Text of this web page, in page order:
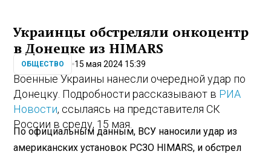
Украинцы обстреляли онкоцентр
в Донецке из HIMARS
ОБЩЕСТВО 15 мая 2024 15:39
Военные Украины нанесли очередной удар по
Донецку. Подробности рассказывают в РИА
Новости, ссылаясь на представителя СК
России в среду, 15 мая.
По официальным данным, ВСУ наносили удар из
американских установок РСЗО HIMARS, и обстрел